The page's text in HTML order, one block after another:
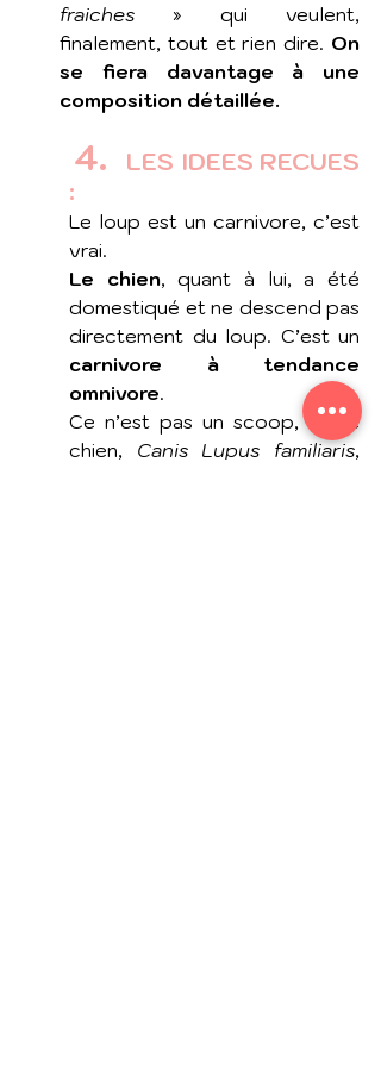
fraiches » qui veulent,
finalement, tout et rien dire. On
se fiera davantage à une
composition détaillée.
4.
   LES IDEES RECUES
:
Le loup est un carnivore, c’est
vrai.
Le chien, quant à lui, a été
domestiqué et ne descend pas
carnivore à tendance
omnivore.
Ce n’est pas un scoop, notre
chien, Canis Lupus familiaris,